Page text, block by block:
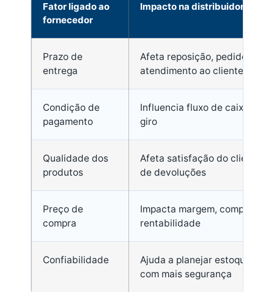
Fator ligado ao
fornecedor
Impacto na distribuidora
Prazo de
entrega
Afeta reposição, pedidos e
atendimento ao cliente
Condição de
pagamento
Influencia fluxo de caixa e
giro
Qualidade dos
produtos
Afeta satisfação do cliente e
de devoluções
Preço de
compra
Impacta margem,
rentabilidade
Confiabilidade
Ajuda a planejar estoque e
com mais segurança